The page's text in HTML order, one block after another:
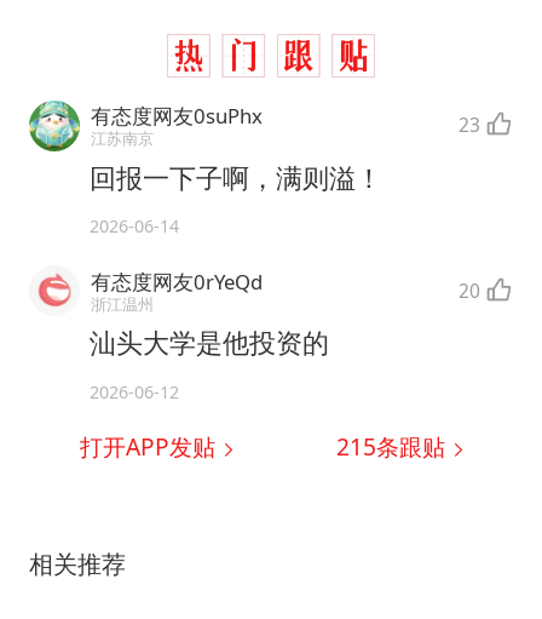
有态度网友0suPhx
江苏南京 23
回报一下子啊，满则溢！
2026-06-14
有态度网友0rYeQd
浙江温州 20
汕头大学是他投资的
2026-06-12
打开APP发贴 215条跟贴
相关推荐